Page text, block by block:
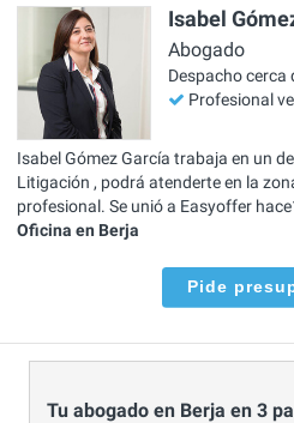
Isabel
Abogado
Despacho cerca
Profesional
Isabel Gómez García trabaja en un
Litigación , podrá atenderte en la
profesional. Se unió a Easyoffer
Oficina en Berja
Pide
Tu abogado en Berja en 3